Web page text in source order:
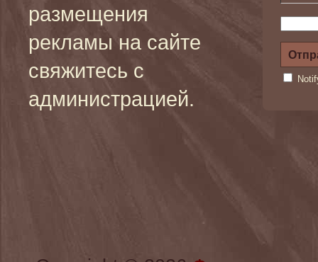
размещения
рекламы на сайте
свяжитесь с
администрацией.